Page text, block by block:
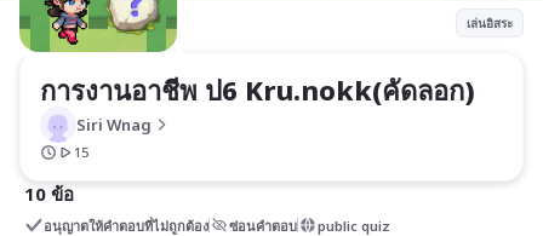
เล่นอิสระ
การงานอาชีพ ป6 Kru.nokk(คัดลอก)
Siri Wnag
15
10 ข้อ
อนุญาตให้คำตอบที่ไม่ถูกต้อง ซ่อนคำตอบ public quiz